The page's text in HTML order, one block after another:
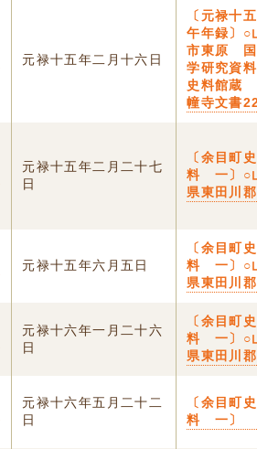
元禄十五年二月十六日
〔元禄十
午年録〕○
市東原
学研究資
史料館蔵
幢寺文書
元禄十五年二月二十七
日
〔余目町
料 一〕○
県東田川郡
元禄十五年六月五日
〔余目町
料 一〕○
県東田川郡
元禄十六年一月二十六
日
〔余目町
料 一〕○
県東田川郡
元禄十六年五月二十二
日
〔余目町
料 一〕